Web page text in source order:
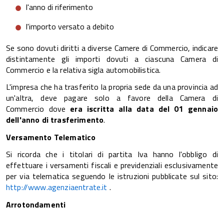
l'anno di riferimento
l'importo versato a debito
Se sono dovuti diritti a diverse Camere di Commercio, indicare
distintamente gli importi dovuti a ciascuna Camera di
Commercio e la relativa sigla automobilistica.
L'impresa che ha trasferito la propria sede da una provincia ad
un'altra, deve pagare solo a favore della Camera di
Commercio dove era iscritta alla data del 01 gennaio
dell'anno di trasferimento.
Versamento Telematico
Si ricorda che i titolari di partita Iva hanno l'obbligo di
effettuare i versamenti fiscali e previdenziali esclusivamente
per via telematica seguendo le istruzioni pubblicate sul sito:
http://www.agenziaentrate.it .
Arrotondamenti